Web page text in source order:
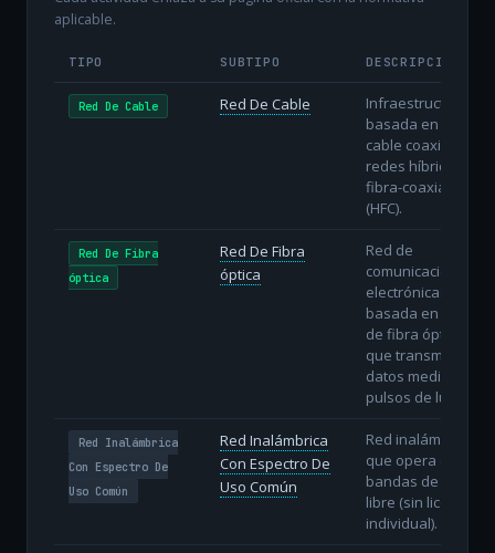
aplicable.
TIPO SUBTIPO DESCRIPCIÓN
Red De Cable Red De Cable
Infraestructura
basada en
cable coaxial o
redes híbridas
fibra-coaxial
(HFC).
Red De Fibra
óptica
Red De Fibra
óptica
Red de
comunicaciones
electrónicas
basada en hilos
de fibra óptica
que transmiten
datos mediante
pulsos de luz.
Red Inalámbrica
Con Espectro De
Uso Común
Red Inalámbrica
Con Espectro De
Uso Común
Red inalámbrica
que opera en
bandas de uso
libre (sin licencia
individual).